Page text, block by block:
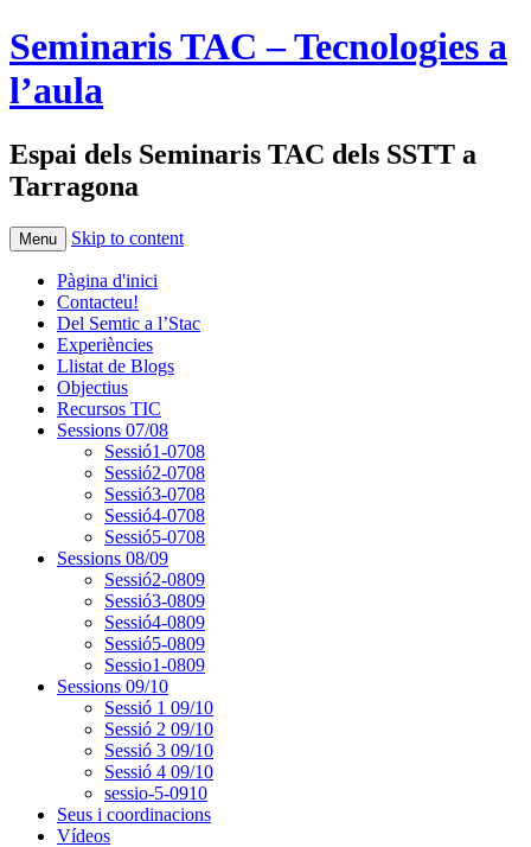
Seminaris TAC – Tecnologies a
l’aula
Espai dels Seminaris TAC dels SSTT a
Tarragona
Menu Skip to content
Pàgina d'inici
Contacteu!
Del Semtic a l’Stac
Experiències
Llistat de Blogs
Objectius
Recursos TIC
Sessions 07/08
Sessió1-0708
Sessió2-0708
Sessió3-0708
Sessió4-0708
Sessió5-0708
Sessions 08/09
Sessió2-0809
Sessió3-0809
Sessió4-0809
Sessió5-0809
Sessio1-0809
Sessions 09/10
Sessió 1 09/10
Sessió 2 09/10
Sessió 3 09/10
Sessió 4 09/10
sessio-5-0910
Seus i coordinacions
Vídeos